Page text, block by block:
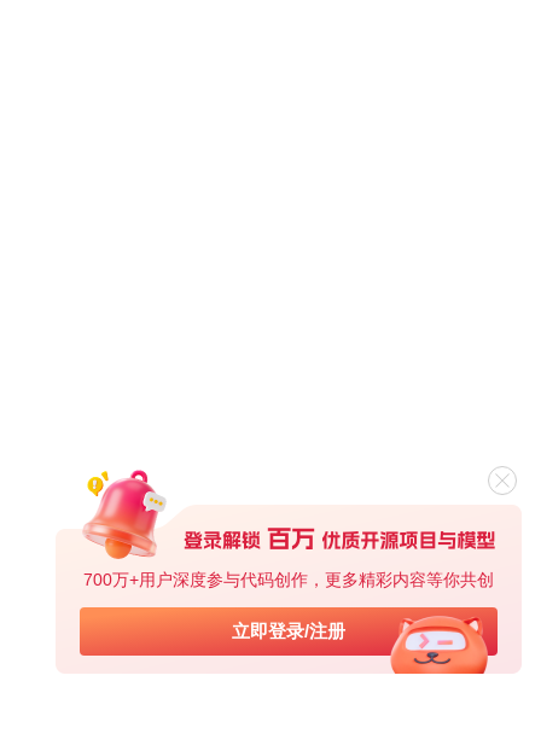
700万+用户深度参与代码创作，更多精彩内容等你共创
立即登录/注册